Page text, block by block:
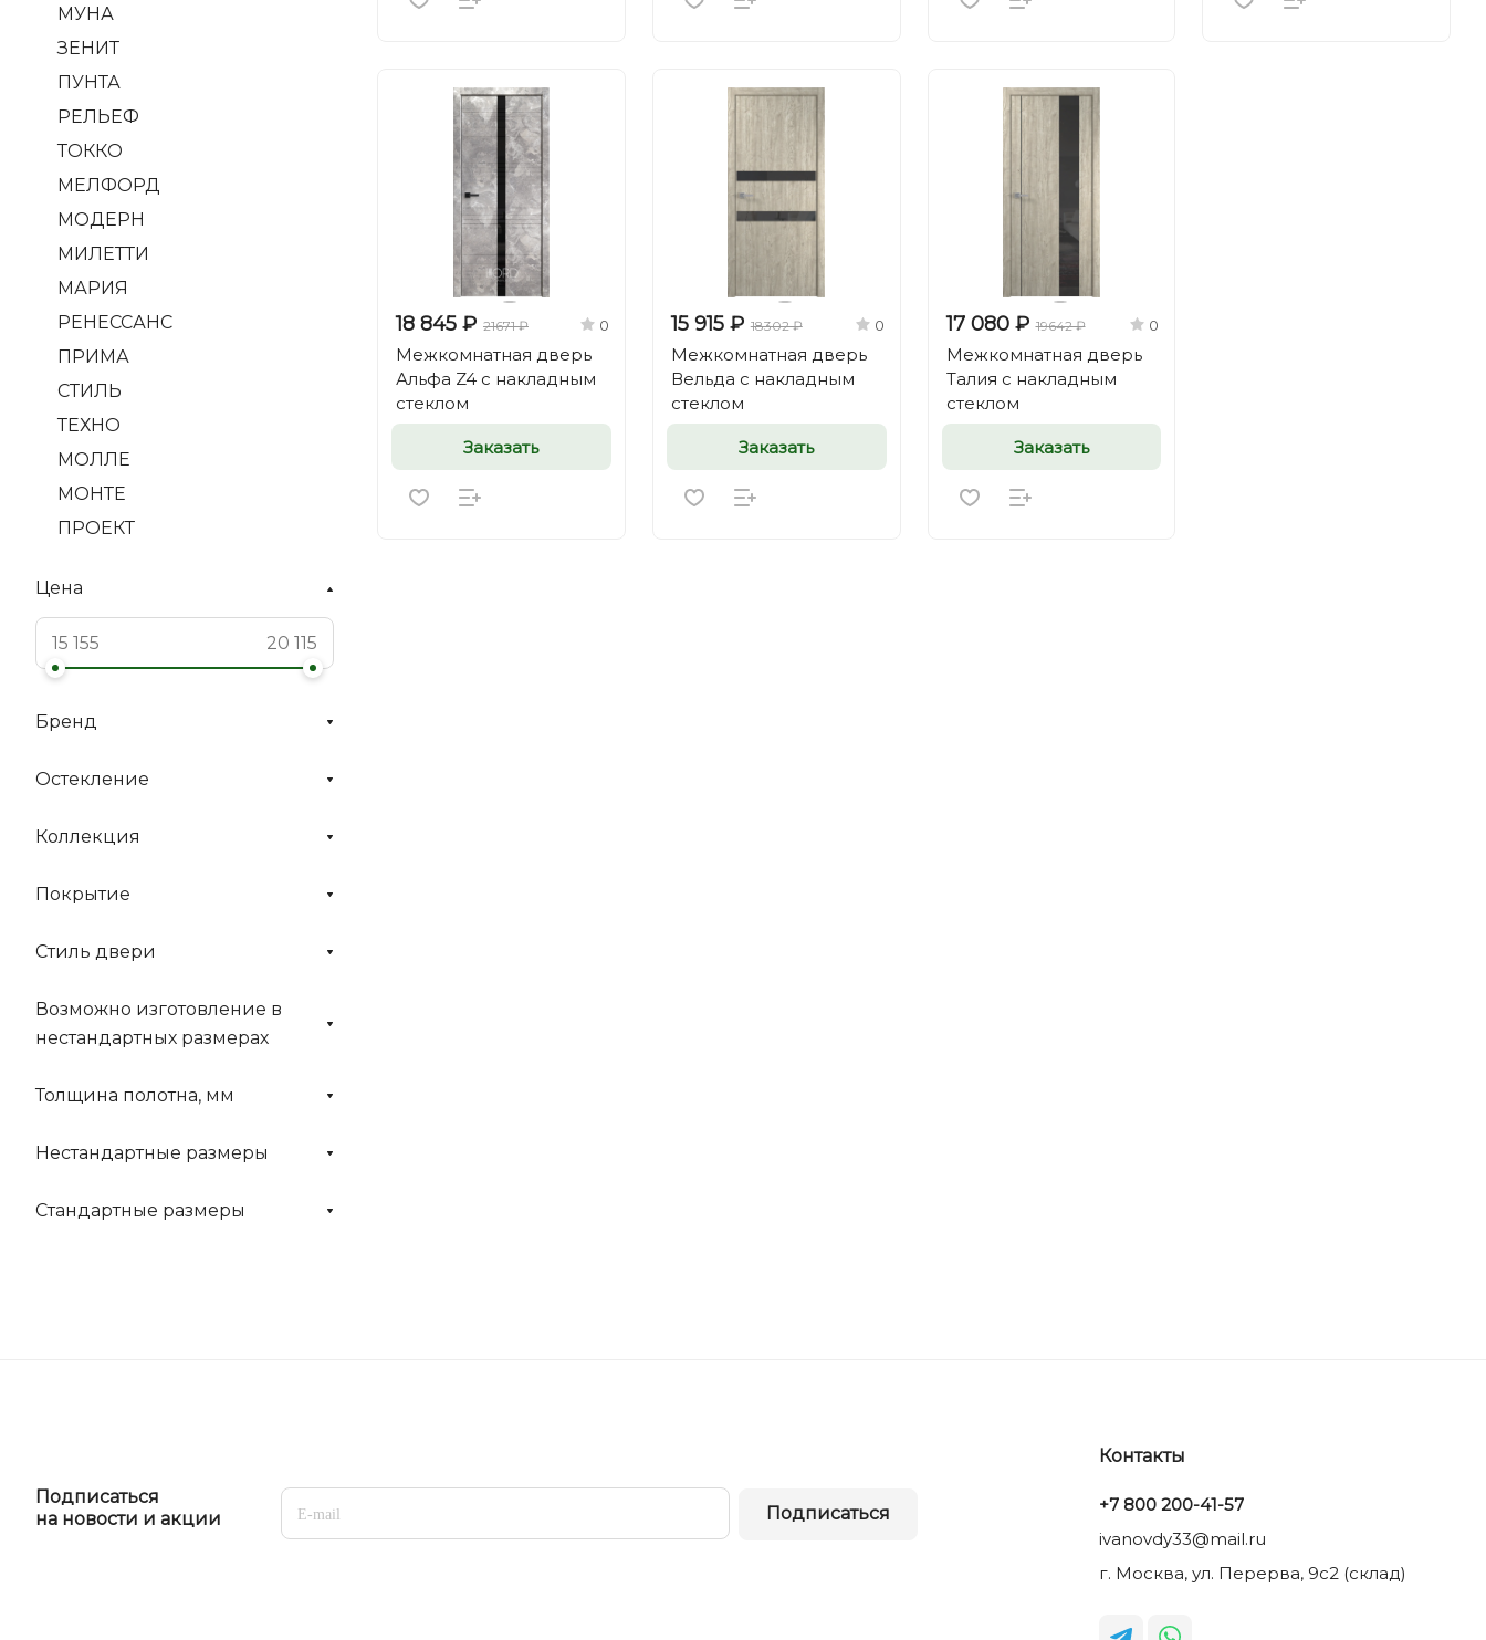
18 845 ₽ 21671 ₽ 0
Межкомнатная дверь
Альфа Z4 с накладным
стеклом
Заказать
15 915 ₽ 18302 ₽ 0
Межкомнатная дверь
Вельда с накладным
стеклом
Заказать
17 080 ₽ 19642 ₽ 0
Межкомнатная дверь
Талия с накладным
стеклом
Заказать
МУНА
ЗЕНИТ
ПУНТА
РЕЛЬЕФ
ТОККО
МЕЛФОРД
МОДЕРН
МИЛЕТТИ
МАРИЯ
РЕНЕССАНС
ПРИМА
СТИЛЬ
ТЕХНО
МОЛЛЕ
МОНТЕ
ПРОЕКТ
Цена
Бренд
Остекление
Коллекция
Покрытие
Стиль двери
Возможно изготовление в
нестандартных размерах
Толщина полотна, мм
Нестандартные размеры
Стандартные размеры
Подписаться
на новости и акции
Подписаться
Контакты
+7 800 200-41-57
ivanovdy33@mail.ru
г. Москва, ул. Перерва, 9с2 (склад)